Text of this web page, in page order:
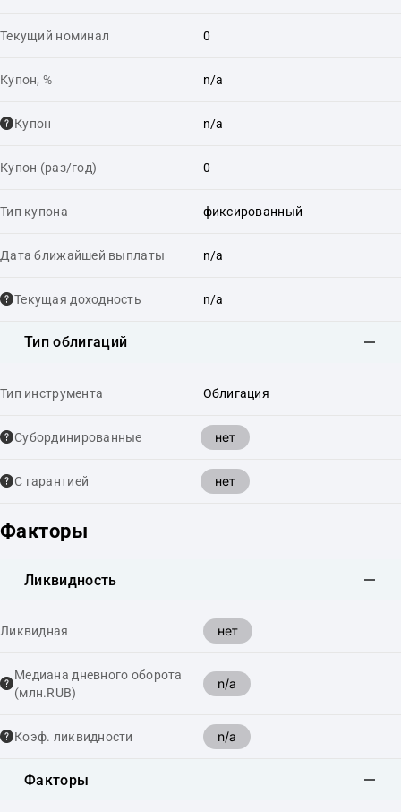
Текущий номинал 0
Купон, % n/a
Купон n/a
Купон (раз/год) 0
Тип купона фиксированный
Дата ближайшей выплаты n/a
Текущая доходность n/a
Тип облигаций
Тип инструмента Облигация
Cубординированные нет
С гарантией нет
Факторы
Ликвидность
Ликвидная нет
Медиана дневного оборота
(млн.RUB)
n/a
Коэф. ликвидности n/a
Факторы